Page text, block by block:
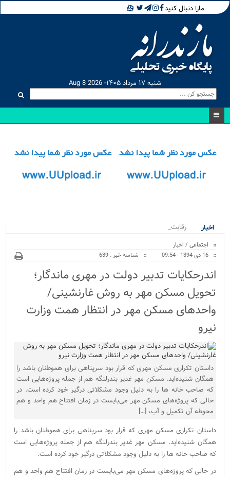
مارا دنبال کنید
شنبه ۱۷ مرداد ۱۴۰۵- Aug 8 2026
اخبار
رقابت نفسگ.
اجتماعی / اخبار
16 دی 1394 - 09:54
شناسه خبر : 639
اندرحکایات تدبیر دولت در مهری ماندگار؛
تحویل مسکن مهر به روش غارنشینی/
واحدهای مسکن مهر در انتظار همت وزارت
نیرو
داستان تکراری مسکن مهری که قرار بود سرپناهی برای هموطنان باشد را
همگان شنیده‌اید. مسکن مهر غدیر بندرلنگه هم از جمله پروژه‌هایی است
که صاحب خانه ها را به دلیل وجود مشکلاتی درگیر خود کرده است. در
حالی که پروژه‌های مسکن مهر می‌بایست در زمان افتتاح هم واحد و هم
محوطه آن تکمیل و آب، […]
داستان تکراری مسکن مهری که قرار بود سرپناهی برای هموطنان باشد را
همگان شنیده‌اید. مسکن مهر غدیر بندرلنگه هم از جمله پروژه‌هایی است
که صاحب خانه ها را به دلیل وجود مشکلاتی درگیر خود کرده است.
در حالی که پروژه‌های مسکن مهر می‌بایست در زمان افتتاح هم واحد و هم